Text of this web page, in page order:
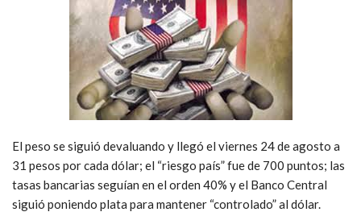
El peso se siguió devaluando y llegó el viernes 24 de agosto a
31 pesos por cada dólar; el “riesgo país” fue de 700 puntos; las
tasas bancarias seguían en el orden 40% y el Banco Central
siguió poniendo plata para mantener “controlado” al dólar.